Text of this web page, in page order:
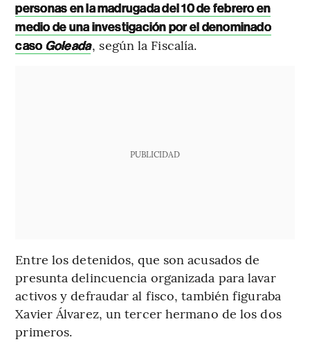
personas en la madrugada del 10 de febrero en
medio de una investigación por el denominado
caso Goleada, según la Fiscalía.
PUBLICIDAD
Entre los detenidos, que son acusados de
presunta delincuencia organizada para lavar
activos y defraudar al fisco, también figuraba
Xavier Álvarez, un tercer hermano de los dos
primeros.